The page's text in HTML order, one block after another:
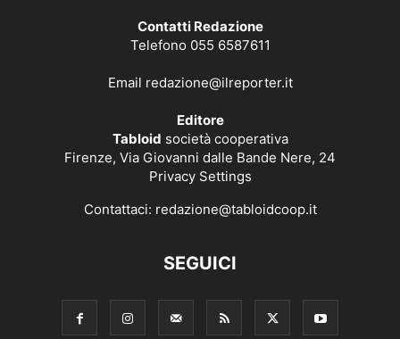
Contatti Redazione
Telefono 055 6587611
Email redazione@ilreporter.it
Editore
Tabloid società cooperativa
Firenze, Via Giovanni dalle Bande Nere, 24
Privacy Settings
Contattaci: redazione@tabloidcoop.it
SEGUICI